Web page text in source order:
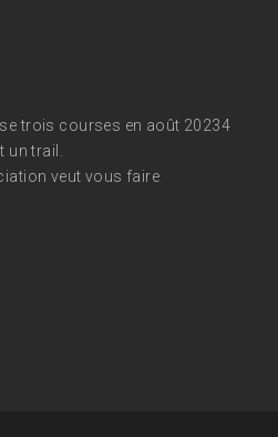
trois courses en août 20234
trail.
veut vous faire